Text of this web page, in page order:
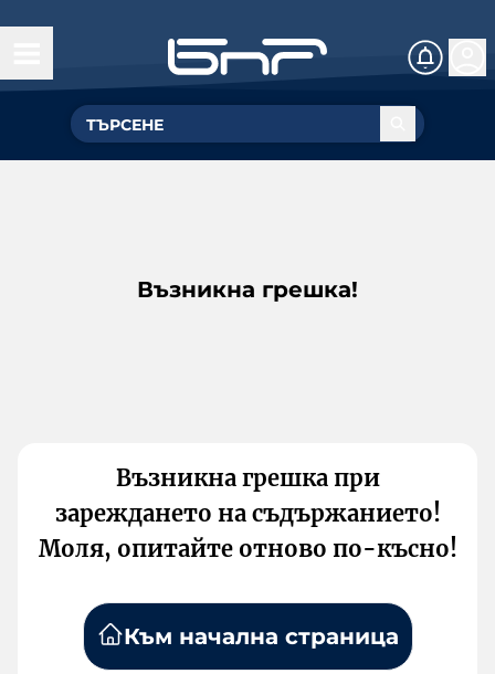
Възникна грешка!
Възникна грешка при
зареждането на съдържанието!
Моля, опитайте отново по-късно!
Към начална страница